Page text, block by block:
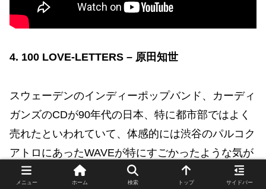
4. 100 LOVE-LETTERS – 原田知世
スウェーデンのインディーポップバンド、カーディ
ガンズのCDが90年代の日本、特に都市部ではよく
売れたといわれていて、体感的には渋谷のパルコク
アトロにあったWAVEが特にすごかったような気が
する。
メニュー ホーム 検索 トップ サイドバー